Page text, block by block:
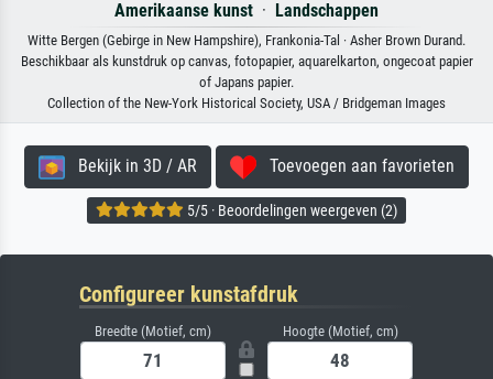
Amerikaanse kunst · Landschappen
Witte Bergen (Gebirge in New Hampshire), Frankonia-Tal · Asher Brown Durand.
Beschikbaar als kunstdruk op canvas, fotopapier, aquarelkarton, ongecoat papier
of Japans papier.
Collection of the New-York Historical Society, USA / Bridgeman Images
Bekijk in 3D / AR Toevoegen aan favorieten
5/5 · Beoordelingen weergeven (2)
Configureer kunstafdruk
Breedte (Motief, cm) Hoogte (Motief, cm)